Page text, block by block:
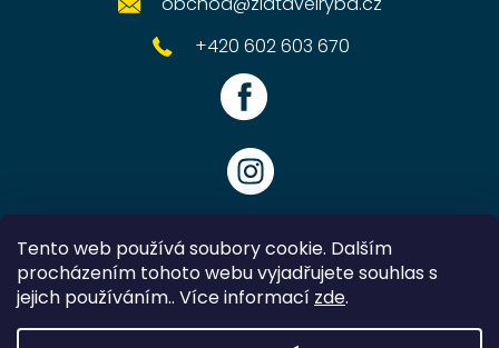
Tento web používá soubory cookie. Dalším
procházením tohoto webu vyjadřujete souhlas s
jejich používáním.. Více informací zde.
+420 602 603 670